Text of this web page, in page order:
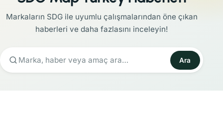
Markaların SDG ile uyumlu çalışmalarından öne çıkan
haberleri ve daha fazlasını inceleyin!
Ara